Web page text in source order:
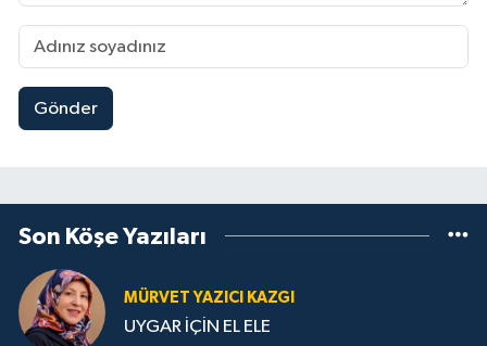
Gönder
Son Köşe Yazıları
MÜRVET YAZICI KAZGI
UYGAR İÇİN EL ELE